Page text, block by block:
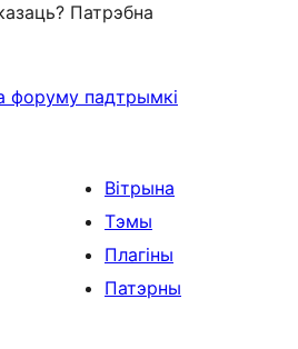
Патрэбна
форуму падтрымкі
Вітрына
Тэмы
Плагіны
Патэрны